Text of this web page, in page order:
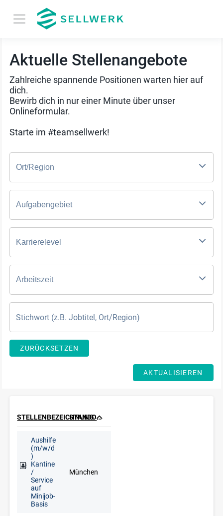
Aktuelle Stellenangebote
Zahlreiche spannende Positionen warten hier auf
dich.
Bewirb dich in nur einer Minute über unser
Onlineformular.
Starte im #teamsellwerk!
Ort/Region
Aufgabengebiet
Karrierelevel
Arbeitszeit
ZURÜCKSETZEN
AKTUALISIEREN
STELLENBEZEICHNUNG STANDORT
Aushilfe
(m/w/d
)
Kantine
/
Service
auf
Minijob-
Basis
München